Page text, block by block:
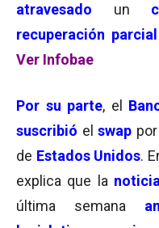
atravesado
un
recuperación parcial
Ver Infobae
Por su parte, el
suscribió elswap por
de Estados Unidos.
explica que la
última semana